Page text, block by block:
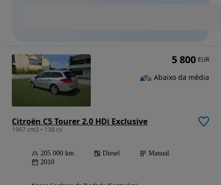
Citroën C5 Tourer 2.0 HDi Exclusive
1997 cm3 • 138 cv
205 000 km Diesel
Manual
2010
5 800 EUR
Abaixo da média